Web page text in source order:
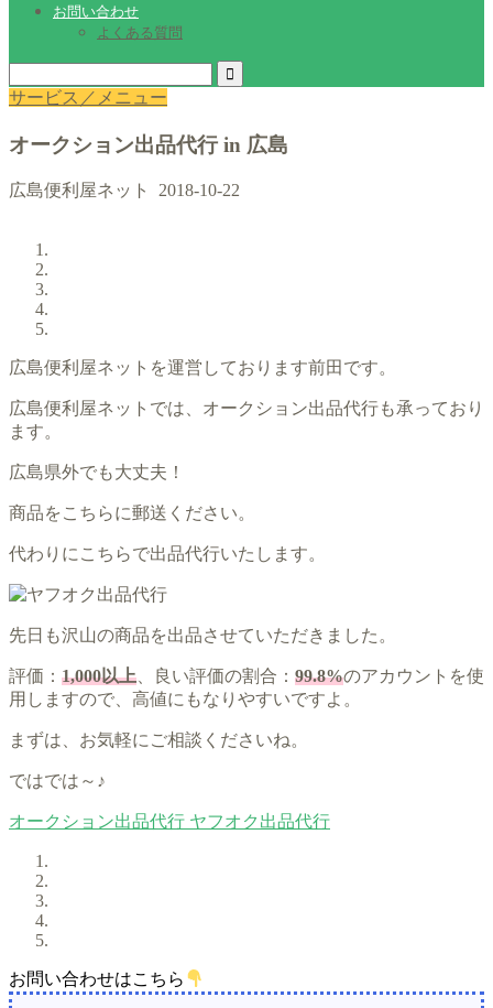
お問い合わせ
よくある質問
サービス／メニュー
オークション出品代行 in 広島
広島便利屋ネット 2018-10-22
広島便利屋ネットを運営しております前田です。
広島便利屋ネットでは、オークション出品代行も承っており
ます。
広島県外でも大丈夫！
商品をこちらに郵送ください。
代わりにこちらで出品代行いたします。
先日も沢山の商品を出品させていただきました。
評価： 1,000以上、良い評価の割合： 99.8%のアカウントを使
用しますので、高値にもなりやすいですよ。
まずは、お気軽にご相談くださいね。
ではでは～♪
オークション出品代行 ヤフオク出品代行
お問い合わせはこちら